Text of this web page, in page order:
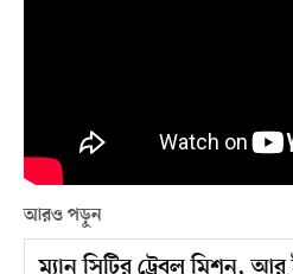
আরও পড়ুন
ম্যান সিটির ট্রেবল মিশন, আর